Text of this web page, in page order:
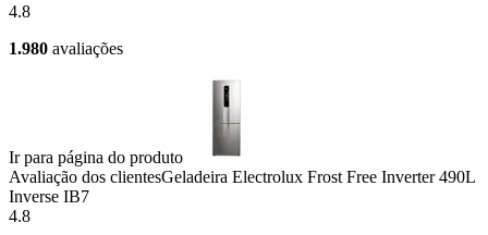
4.8
1.980 avaliações
Ir para página do produto
Avaliação dos clientesGeladeira Electrolux Frost Free Inverter 490L
Inverse IB7
4.8